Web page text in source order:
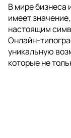
В мире бизнеса
имеет
настоящим
Онлайн-
уникальную
которые не